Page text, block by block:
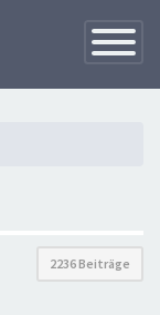
2236 Beiträge